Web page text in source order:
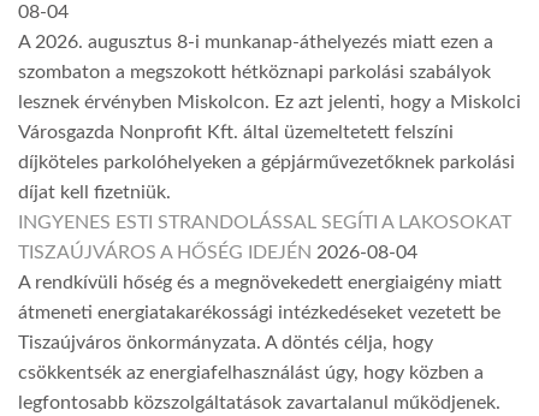
08-04
A 2026. augusztus 8-i munkanap-áthelyezés miatt ezen a
szombaton a megszokott hétköznapi parkolási szabályok
lesznek érvényben Miskolcon. Ez azt jelenti, hogy a Miskolci
Városgazda Nonprofit Kft. által üzemeltetett felszíni
díjköteles parkolóhelyeken a gépjárművezetőknek parkolási
díjat kell fizetniük.
INGYENES ESTI STRANDOLÁSSAL SEGÍTI A LAKOSOKAT
TISZAÚJVÁROS A HŐSÉG IDEJÉN 2026-08-04
A rendkívüli hőség és a megnövekedett energiaigény miatt
átmeneti energiatakarékossági intézkedéseket vezetett be
Tiszaújváros önkormányzata. A döntés célja, hogy
csökkentsék az energiafelhasználást úgy, hogy közben a
legfontosabb közszolgáltatások zavartalanul működjenek.